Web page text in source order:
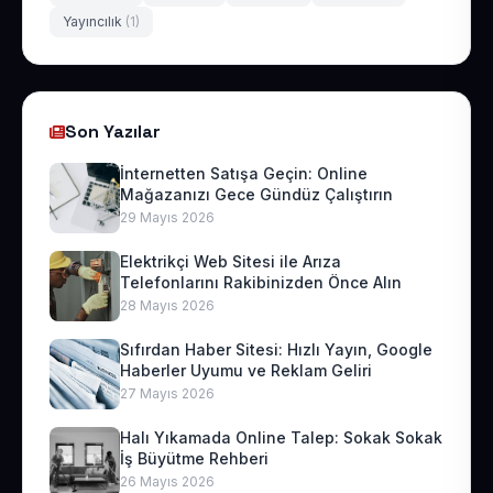
Yayıncılık (1)
Son Yazılar
İnternetten Satışa Geçin: Online
Mağazanızı Gece Gündüz Çalıştırın
29 Mayıs 2026
Elektrikçi Web Sitesi ile Arıza
Telefonlarını Rakibinizden Önce Alın
28 Mayıs 2026
Sıfırdan Haber Sitesi: Hızlı Yayın, Google
Haberler Uyumu ve Reklam Geliri
27 Mayıs 2026
Halı Yıkamada Online Talep: Sokak Sokak
İş Büyütme Rehberi
26 Mayıs 2026